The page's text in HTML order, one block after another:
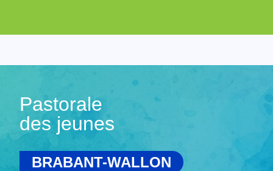
Pastorale
des jeunes
BRABANT-WALLON